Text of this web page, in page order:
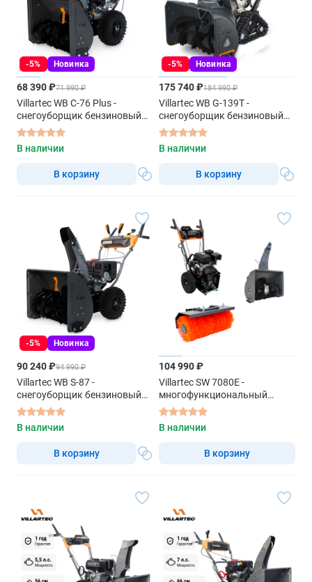
-5% Новинка
68 390 ₽71 990 ₽
Villartec WB C-76 Plus -
снегоуборщик бензиновый
самоходный
В наличии
В корзину
-5% Новинка
175 740 ₽184 990 ₽
Villartec WB G-139T -
снегоуборщик бензиновый
самоходный
В наличии
В корзину
-5% Новинка
90 240 ₽94 990 ₽
Villartec WB S-87 -
снегоуборщик бензиновый
самоходный
В наличии
В корзину
104 990 ₽
Villartec SW 7080E -
многофункциональный
бензиновый блок
В наличии
В корзину